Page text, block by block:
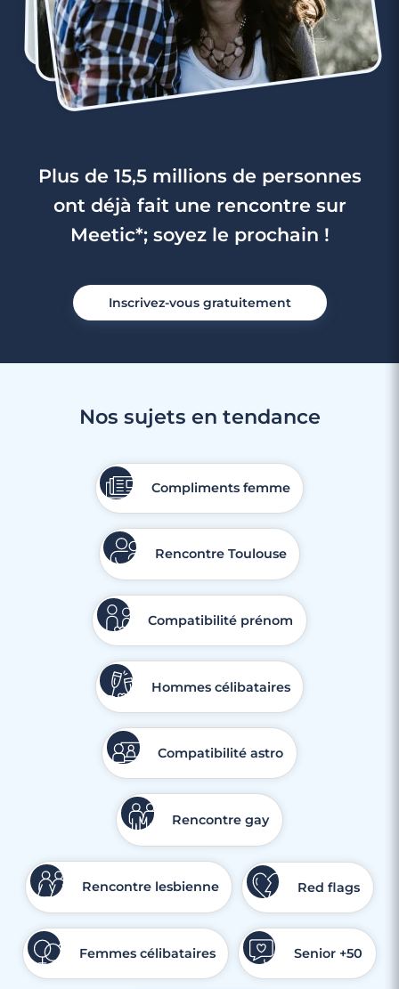
Plus de 15,5 millions de personnes
ont déjà fait une rencontre sur
Meetic*; soyez le prochain !
Inscrivez-vous gratuitement
Nos sujets en tendance
Compliments femme
Rencontre Toulouse
Compatibilité prénom
Hommes célibataires
Compatibilité astro
Rencontre gay
Rencontre lesbienne Red flags
Femmes célibataires Senior +50